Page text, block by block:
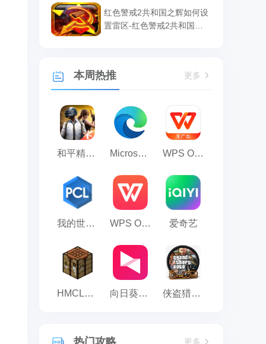
红色警戒2共和国之辉如何设
置雷区-红色警戒2共和国之
本周热推 更多
和平精英模拟器应用宝版 Microsoft Edge浏览器 WPS Office
我的世界PCL2启动器 WPS Office 2023 爱奇艺
HMCL启动器 向日葵远程控制 侠盗猎车手:罪恶都市之侠盗无双
热门攻略 更多